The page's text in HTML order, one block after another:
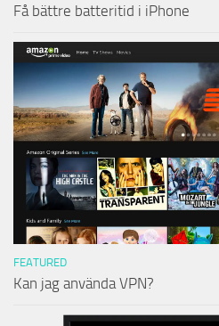
Få bättre batteritid i iPhone
FEATURED
Kan jag använda VPN?